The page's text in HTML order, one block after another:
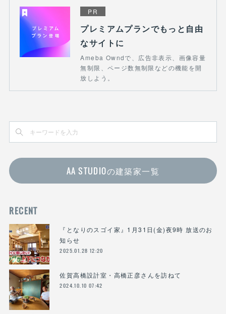
PR
プレミアムプランでもっと自由
なサイトに
Ameba Owndで、広告非表示、画像容量
無制限、ページ数無制限などの機能を開
放しよう。
AA STUDIOの建築家一覧
RECENT
『となりのスゴイ家』1月31日(金)夜9時 放送のお
知らせ
2025.01.28 12:20
佐賀高橋設計室・高橋正彦さんを訪ねて
2024.10.10 07:42